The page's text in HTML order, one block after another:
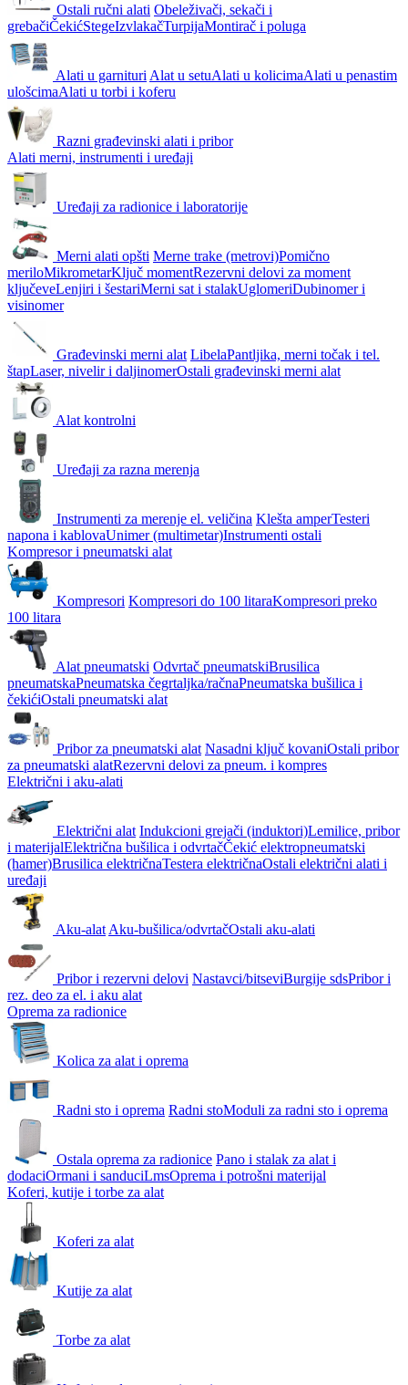
Ostali ručni alati Obeleživači, sekači i
grebačiČekićStegeIzvlakačTurpijaMontirač i poluga
Alati u garnituri Alat u setuAlati u kolicimaAlati u penastim
ulošcimaAlati u torbi i koferu
Razni građevinski alati i pribor
Alati merni, instrumenti i uređaji
Uređaji za radionice i laboratorije
Merni alati opšti Merne trake (metrovi)Pomično
meriloMikrometarKljuč momentRezervni delovi za moment
ključeveLenjiri i šestariMerni sat i stalakUglomeriDubinomer i
visinomer
Građevinski merni alat LibelaPantljika, merni točak i tel.
štapLaser, nivelir i daljinomerOstali građevinski merni alat
Alat kontrolni
Uređaji za razna merenja
Instrumenti za merenje el. veličina Klešta amperTesteri
napona i kablovaUnimer (multimetar)Instrumenti ostali
Kompresor i pneumatski alat
Kompresori Kompresori do 100 litaraKompresori preko
100 litara
Alat pneumatski Odvrtač pneumatskiBrusilica
pneumatskaPneumatska čegrtaljka/račnaPneumatska bušilica i
čekićiOstali pneumatski alat
Pribor za pneumatski alat Nasadni ključ kovaniOstali pribor
za pneumatski alatRezervni delovi za pneum. i kompres
Električni i aku-alati
Električni alat Indukcioni grejači (induktori)Lemilice, pribor
i materijalElektrična bušilica i odvrtačČekić elektropneumatski
(hamer)Brusilica električnaTestera električnaOstali električni alati i
uređaji
Aku-alat Aku-bušilica/odvrtačOstali aku-alati
Pribor i rezervni delovi Nastavci/bitseviBurgije sdsPribor i
rez. deo za el. i aku alat
Oprema za radionice
Kolica za alat i oprema
Radni sto i oprema Radni stoModuli za radni sto i oprema
Ostala oprema za radionice Pano i stalak za alat i
dodaciOrmani i sanduciLmsOprema i potrošni materijal
Koferi, kutije i torbe za alat
Koferi za alat
Kutije za alat
Torbe za alat